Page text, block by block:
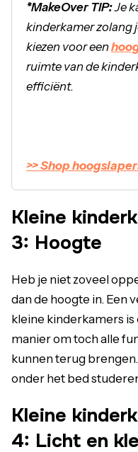
*MakeOver TIP:Je
kinderkamer zolang
kiezen voor een
ruimte van de
efficiënt.
>> Shop
Kleine
3: Hoogte
Heb je niet zoveel
dan de hoogte in. Een
kleine kinderkamers is
manier om toch alle
kunnen terug
onder het bed
Kleine
4: Licht en